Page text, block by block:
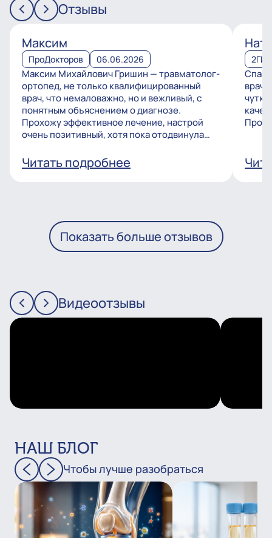
Отзывы
Максим
ПроДокторов 06.06.2026
Максим Михайлович Гришин — травматолог-
ортопед, не только квалифицированный
врач, что немаловажно, но и вежливый, с
понятным объяснением о диагнозе.
Прохожу эффективное лечение, настрой
очень позитивный, хотя пока отодвинула
Читать подробнее
Показать больше отзывов
Видеоотзывы
НАШ БЛОГ
Чтобы лучше разобраться